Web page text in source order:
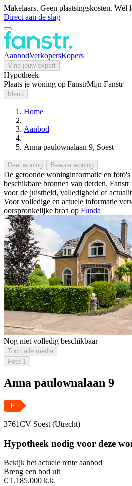
Makelaars. Geen plaatsingskosten. Wél
Direct aan de slag
AanbodVerkopersKopers
Vind jouw expert
Hypotheek
Plaats je woning op FanstrMijn Fanstr
Menu
Home
Aanbod
Anna paulownalaan 9, Soest
Deel woning Bewaar woning
De getoonde woninginformatie en
beschikbare bronnen van derden.
voor de juistheid, volledigheid of
Voor volledige en actuele informatie
oorspronkelijke bron op Funda
Nog niet volledig beschikbaar
Toon alle media
Foto 1
Anna paulownalaan 9
F
3761CV Soest (Utrecht)
Hypotheek nodig voor deze
Bekijk het actuele rente aanbod
Breng een bod uit
€ 1.185.000 k.k.